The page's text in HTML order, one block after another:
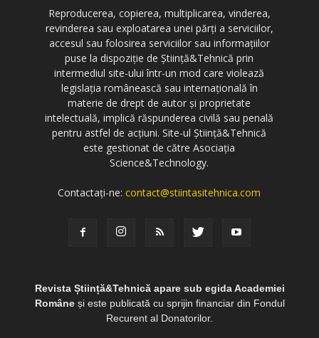
Reproducerea, copierea, multiplicarea, vinderea,
revinderea sau exploatarea unei părți a serviciilor,
accesul sau folosirea serviciilor sau informațiilor
puse la dispoziție de Știință&Tehnică prin
intermediul site-ului într-un mod care violează
legislația românească sau internațională în
materie de drept de autor și proprietate
intelectuală, implică răspunderea civilă sau penală
pentru astfel de acțiuni. Site-ul Știință&Tehnică
este gestionat de către Asociația
Science&Technology.
Contactați-ne:contact@stiintasitehnica.com
Revista Știință&Tehnică apare sub egida Academiei
Româneși este publicată cu sprijin financiar din Fondul
Recurent al Donatorilor.